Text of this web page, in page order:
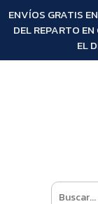
ENVÍOS GRATIS
DEL REPARTO
EL